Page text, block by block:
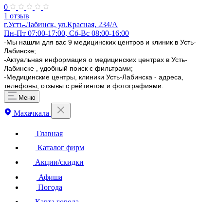
0
1 отзыв
г.Усть-Лабинск, ул.Красная, 234/А
Пн-Пт 07:00-17:00, Сб-Вс 08:00-16:00
-Мы нашли для вас 9 медицинских центров и клиник в Усть-
Лабинске;
-Актуальная информация о медицинских центрах в Усть-
Лабинске , удобный поиск с фильтрами;
-Медицинские центры, клиники Усть-Лабинска - адреса,
телефоны, отзывы с рейтингом и фотографиями.
Меню
Махачкала
Главная
Каталог фирм
Акции/скидки
Афиша
Погода